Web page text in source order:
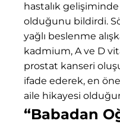
hastalık
olduğunu bildirdi.
yağlı beslenme
kadmium, A ve D
prostat kanseri
ifade ederek, en
aile hikayesi
“Babadan